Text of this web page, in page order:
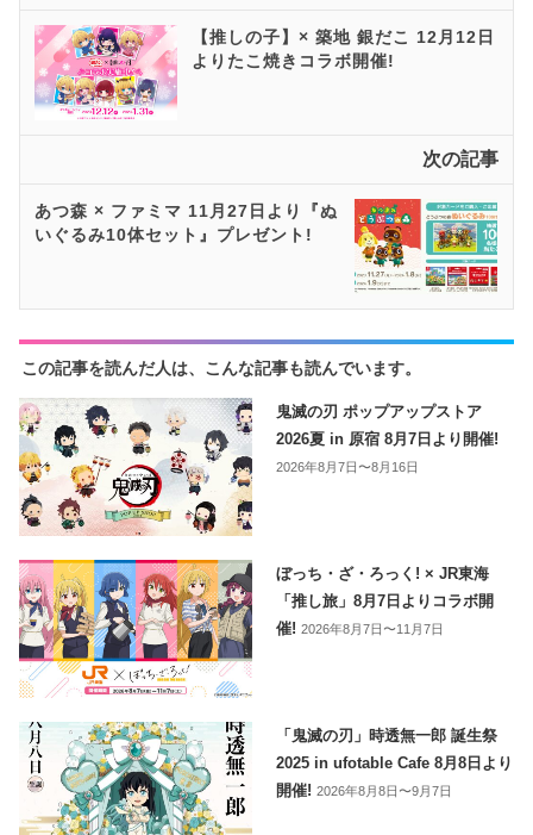
【推しの子】× 築地 銀だこ 12月12日
よりたこ焼きコラボ開催!
次の記事
あつ森 × ファミマ 11月27日より『ぬ
いぐるみ10体セット』プレゼント!
この記事を読んだ人は、こんな記事も読んでいます。
鬼滅の刃 ポップアップストア
2026夏 in 原宿 8月7日より開催!
2026年8月7日〜8月16日
ぼっち・ざ・ろっく! × JR東海
「推し旅」8月7日よりコラボ開
催!2026年8月7日〜11月7日
「鬼滅の刃」時透無一郎 誕生祭
2025 in ufotable Cafe 8月8日より
開催!2026年8月8日〜9月7日